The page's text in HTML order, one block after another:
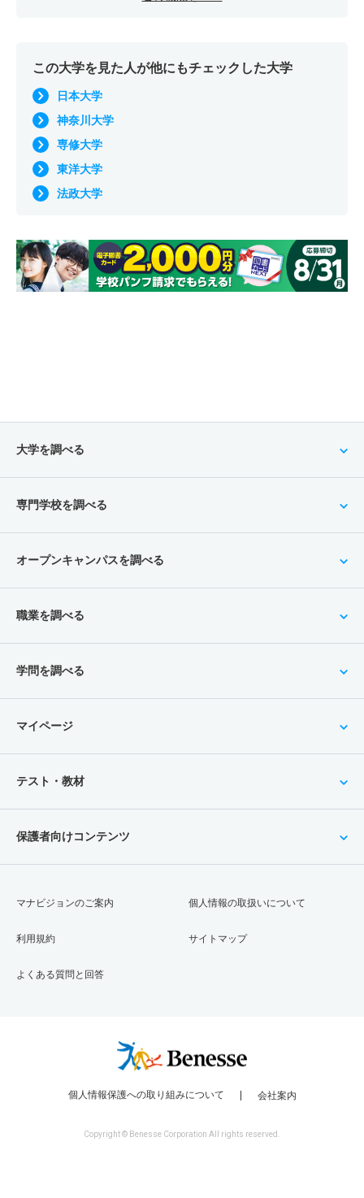
この大学を見た人が他にもチェックした大学
日本大学
神奈川大学
専修大学
東洋大学
法政大学
大学を調べる
専門学校を調べる
オープンキャンパスを調べる
職業を調べる
学問を調べる
マイページ
テスト・教材
保護者向けコンテンツ
マナビジョンのご案内
利用規約
よくある質問と回答
個人情報の取扱いについて
サイトマップ
個人情報保護への取り組みについて 会社案内
Copyright © Benesse Corporation All rights reserved.